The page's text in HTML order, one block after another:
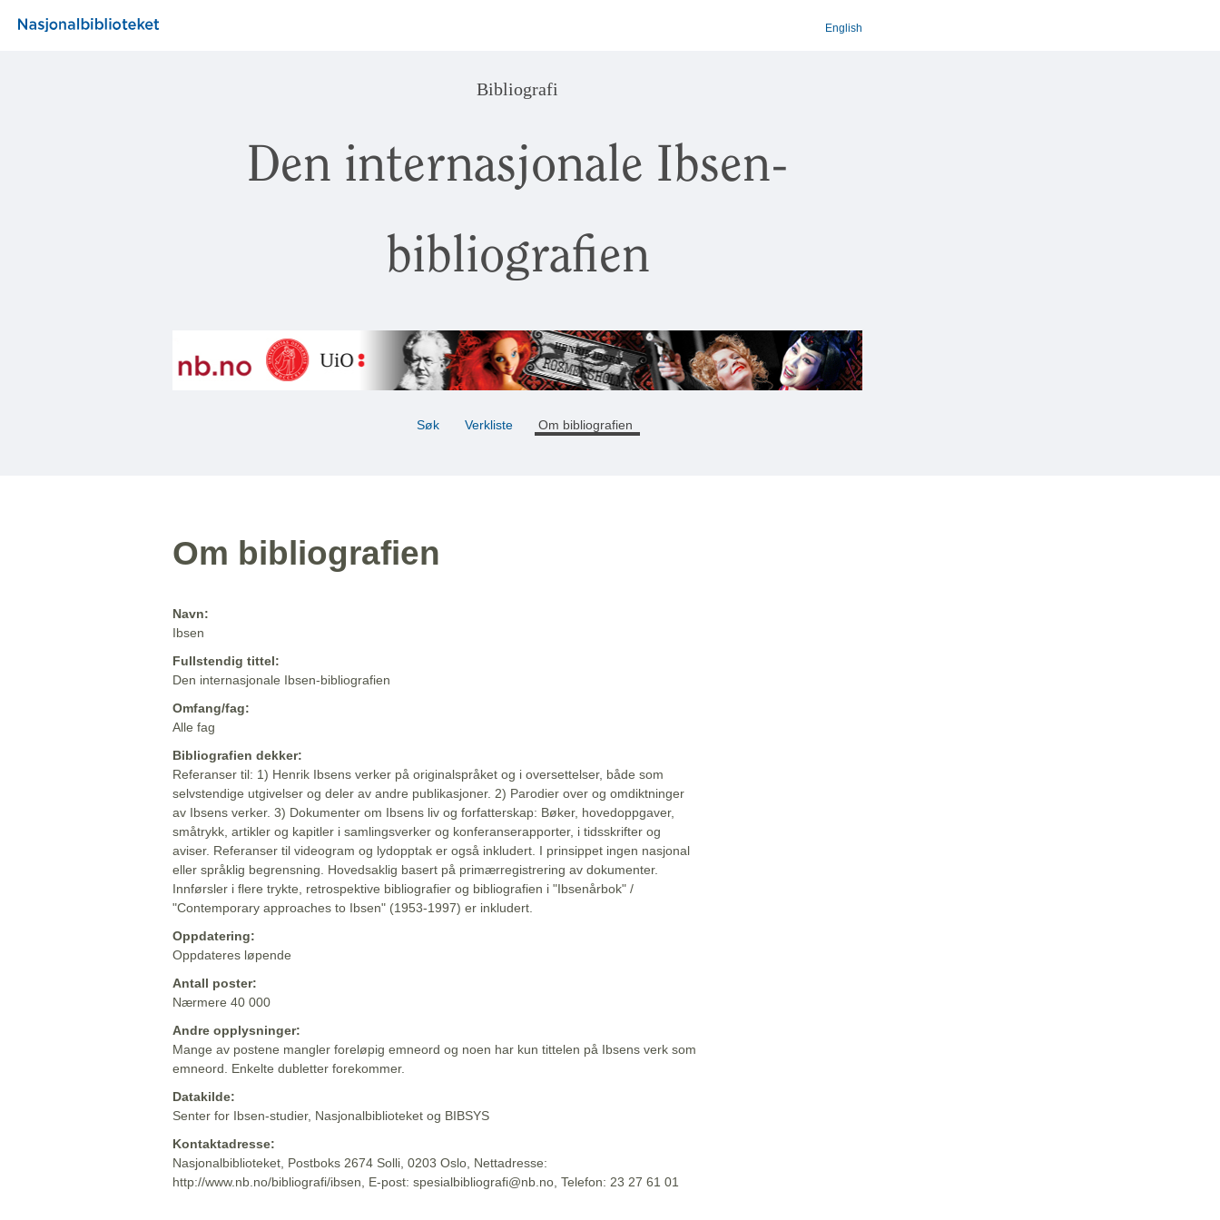
English
Bibliografi
Den internasjonale Ibsen-
bibliografien
Søk Verkliste Om bibliografien
Om bibliografien
Navn:
Ibsen
Fullstendig tittel:
Den internasjonale Ibsen-bibliografien
Omfang/fag:
Alle fag
Bibliografien dekker:
Referanser til: 1) Henrik Ibsens verker på originalspråket og i oversettelser, både som
selvstendige utgivelser og deler av andre publikasjoner. 2) Parodier over og omdiktninger
av Ibsens verker. 3) Dokumenter om Ibsens liv og forfatterskap: Bøker, hovedoppgaver,
småtrykk, artikler og kapitler i samlingsverker og konferanserapporter, i tidsskrifter og
aviser. Referanser til videogram og lydopptak er også inkludert. I prinsippet ingen nasjonal
eller språklig begrensning. Hovedsaklig basert på primærregistrering av dokumenter.
Innførsler i flere trykte, retrospektive bibliografier og bibliografien i "Ibsenårbok" /
"Contemporary approaches to Ibsen" (1953-1997) er inkludert.
Oppdatering:
Oppdateres løpende
Antall poster:
Nærmere 40 000
Andre opplysninger:
Mange av postene mangler foreløpig emneord og noen har kun tittelen på Ibsens verk som
emneord. Enkelte dubletter forekommer.
Datakilde:
Senter for Ibsen-studier, Nasjonalbiblioteket og BIBSYS
Kontaktadresse:
Nasjonalbiblioteket, Postboks 2674 Solli, 0203 Oslo, Nettadresse:
http://www.nb.no/bibliografi/ibsen, E-post: spesialbibliografi@nb.no, Telefon: 23 27 61 01